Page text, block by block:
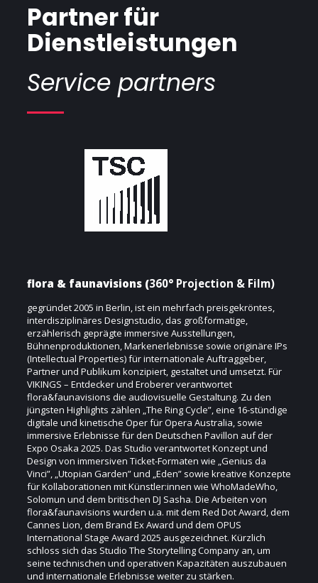
Partner für
Dienstleistungen
Service partners
flora & faunavisions (360° Projection & Film)
gegründet 2005 in Berlin, ist ein mehrfach preisgekröntes,
interdisziplinäres Designstudio, das großformatige,
erzählerisch geprägte immersive Ausstellungen,
Bühnenproduktionen, Markenerlebnisse sowie originäre IPs
(Intellectual Properties) für internationale Auftraggeber,
Partner und Publikum konzipiert, gestaltet und umsetzt. Für
VIKINGS – Entdecker und Eroberer verantwortet
flora&faunavisions die audiovisuelle Gestaltung. Zu den
jüngsten Highlights zählen „The Ring Cycle”, eine 16-stündige
digitale und kinetische Oper für Opera Australia, sowie
immersive Erlebnisse für den Deutschen Pavillon auf der
Expo Osaka 2025. Das Studio verantwortet Konzept und
Design von immersiven Ticket-Formaten wie „Genius da
Vinci”, „Utopian Garden” und „Eden” sowie kreative Konzepte
für Kollaborationen mit Künstler:innen wie WhoMadeWho,
Solomun und dem britischen DJ Sasha. Die Arbeiten von
flora&faunavisions wurden u.a. mit dem Red Dot Award, dem
Cannes Lion, dem Brand Ex Award und dem OPUS
International Stage Award 2025 ausgezeichnet. Kürzlich
schloss sich das Studio The Storytelling Company an, um
seine technischen und operativen Kapazitäten auszubauen
und internationale Erlebnisse weiter zu stärken.